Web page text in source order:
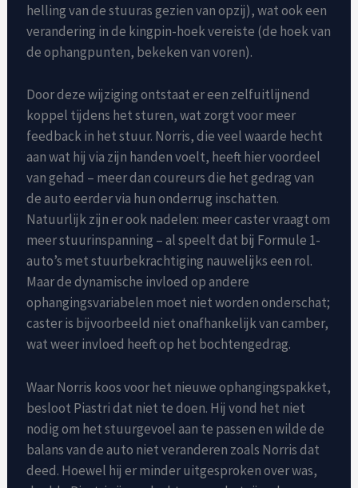
helling van de stuuras gezien van opzij), wat ook een
verandering in de kingpin-hoek vereiste (de hoek van
de ophangpunten, bekeken van voren).
Door deze wijziging ontstaat er een zelfuitlijnend
koppel tijdens het sturen, wat zorgt voor meer
feedback in het stuur. Norris, die veel waarde hecht
aan wat hij via zijn handen voelt, heeft hier voordeel
van gehad – meer dan coureurs die het gedrag van
de auto eerder via hun onderrug inschatten.
Natuurlijk zijn er ook nadelen: meer caster vraagt om
meer stuurinspanning – al speelt dat bij Formule 1-
auto’s met stuurbekrachtiging nauwelijks een rol.
Maar de dynamische invloed op andere
ophangingsvariabelen moet niet worden onderschat;
caster is bijvoorbeeld niet onafhankelijk van camber,
wat weer invloed heeft op het bochtengedrag.
Waar Norris koos voor het nieuwe ophangingspakket,
besloot Piastri dat niet te doen. Hij vond het niet
nodig om het stuurgevoel aan te passen en wilde de
balans van de auto niet veranderen zoals Norris dat
deed. Hoewel hij er minder uitgesproken over was,